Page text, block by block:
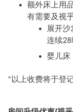
额外床上用
有需要及视
展开
连续
婴儿床
^以上收费将于登